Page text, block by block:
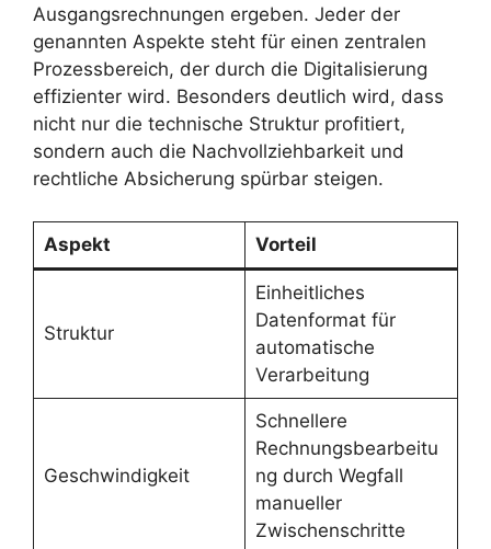
Ausgangsrechnungen ergeben. Jeder der
genannten Aspekte steht für einen zentralen
Prozessbereich, der durch die Digitalisierung
effizienter wird. Besonders deutlich wird, dass
nicht nur die technische Struktur profitiert,
sondern auch die Nachvollziehbarkeit und
rechtliche Absicherung spürbar steigen.
Aspekt Vorteil
Struktur
Einheitliches
Datenformat für
automatische
Verarbeitung
Geschwindigkeit
Schnellere
Rechnungsbearbeitu
ng durch Wegfall
manueller
Zwischenschritte